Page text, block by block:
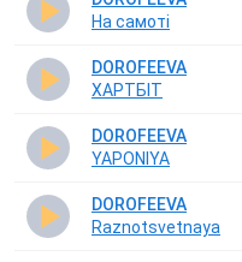
На самоті
DOROFEEVA
ХАРТБІТ
DOROFEEVA
YAPONIYA
DOROFEEVA
Raznotsvetnaya